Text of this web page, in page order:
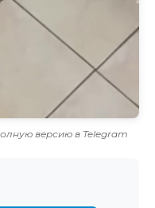
версию в Telegram